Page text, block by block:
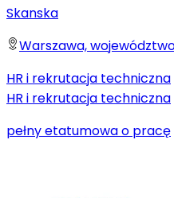
Skanska
Warszawa,
HR i rekrutacja techniczna
HR i rekrutacja techniczna
pełny etatumowa o pracę